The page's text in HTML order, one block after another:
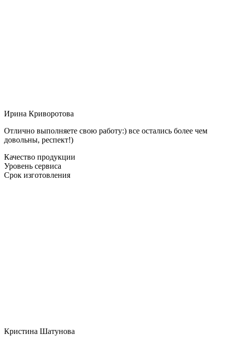
Ирина Криворотова
Отлично выполняете свою работу:) все остались более чем
довольны, респект!)
Качество продукции
Уровень сервиса
Срок изготовления
Кристина Шатунова